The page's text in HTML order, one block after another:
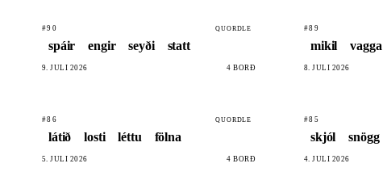
#90 QUORDLE
spáir engir seyði statt
9. JÚLÍ 2026 4 BORÐ
#89
mikil vagga
8. JÚLÍ 2026
#86 QUORDLE
látið losti léttu fölna
5. JÚLÍ 2026 4 BORÐ
#85
skjól snögg
4. JÚLÍ 2026